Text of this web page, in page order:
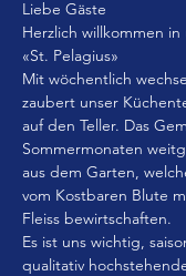
Liebe Gäste
Herzlich willkommen in
«St. Pelagius»
Mit wöchentlich
zaubert unser
auf den Teller. Das
Sommermonaten
aus dem Garten,
vom Kostbaren Blute
Fleiss bewirtschaften.
Es ist uns wichtig,
qualitativ